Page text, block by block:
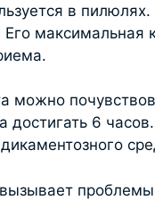
в
максимальная
можно
достигать 6
проблемы